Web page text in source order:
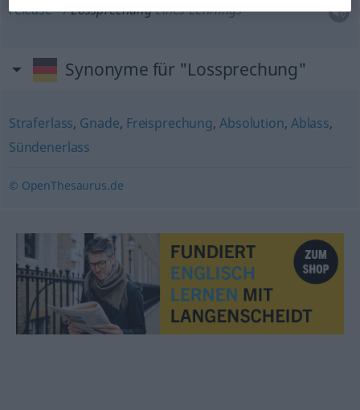
release Lossprechungeines Lehrlings
Synonyme für "Lossprechung"
Straferlass, Gnade, Freisprechung,Absolution, Ablass,
Sündenerlass
© OpenThesaurus.de